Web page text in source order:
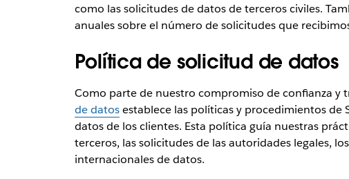
como las solicitudes de datos de terceros civiles.
anuales sobre el número de solicitudes que
Política de solicitud de datos
Como parte de nuestro compromiso de confianza y
de datosestablece las políticas y procedimientos de
datos de los clientes. Esta política guía nuestras
terceros, las solicitudes de las autoridades legales,
internacionales de datos.